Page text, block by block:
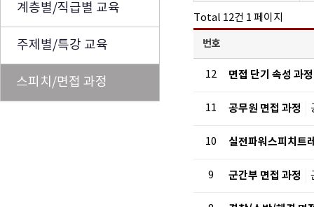
계층별/직급별 교육
주제별/특강 교육
스피치/면접 과정
Total 12건 1 페이지
번호
12 면접 단기 속성 과정
11 공무원 면접 과정
10 실전파워스피치트
9 군간부 면접 과정